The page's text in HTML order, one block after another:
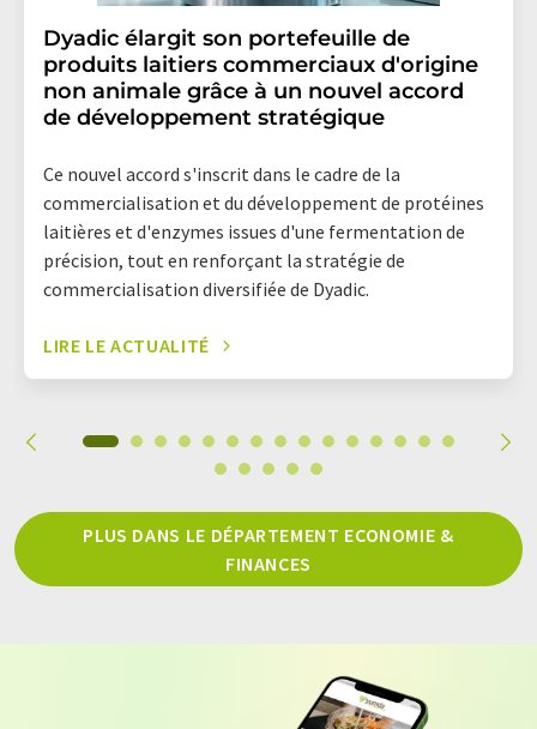
Dyadic élargit son portefeuille de
produits laitiers commerciaux d'origine
non animale grâce à un nouvel accord
de développement stratégique
Ce nouvel accord s'inscrit dans le cadre de la
commercialisation et du développement de protéines
laitières et d'enzymes issues d'une fermentation de
précision, tout en renforçant la stratégie de
commercialisation diversifiée de Dyadic.
LIRE LE ACTUALITÉ
PLUS DANS LE DÉPARTEMENT ECONOMIE &
FINANCES